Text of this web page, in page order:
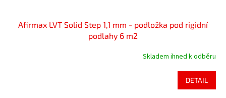
Afirmax LVT Solid Step 1,1 mm - podložka pod rigidní
podlahy 6 m2
Skladem ihned k odběru
DETAIL